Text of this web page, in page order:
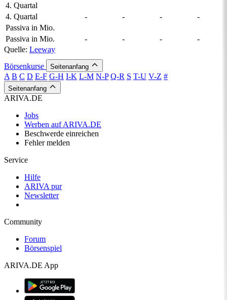
4. Quartal
4. Quartal
- - -
-
Passiva in Mio.
Passiva in Mio.
- - -
-
Quelle: Leeway
Börsenkurse
Seitenanfang
A B C D E-F G-H I-K L-M N-P Q-R S T-U V-Z #
Seitenanfang
ARIVA.DE
Jobs
Werben auf ARIVA.DE
Beschwerde einreichen
Fehler melden
Service
Hilfe
ARIVA pur
Newsletter
Community
Forum
Börsenspiel
ARIVA.DE App